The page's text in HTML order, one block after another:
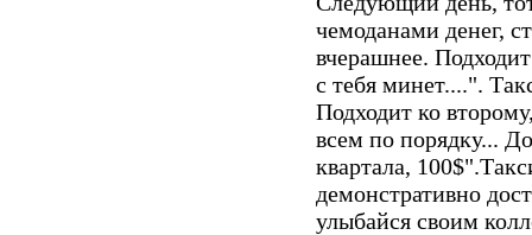
чемоданами денег,
вчерашнее.
с тебя минет....".
Подходит ко
всем по порядку...
квартала,
демонстративно
улыбайся своим